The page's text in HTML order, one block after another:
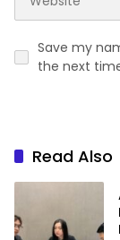
Save my
the next
Read Also